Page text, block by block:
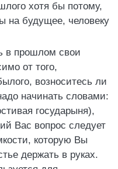
хотя бы потому,
на будущее, человеку
в прошлом свои
от того,
возноситесь ли
начинать словами:
государыня),
Вас вопрос следует
которую Вы
держать в руках.